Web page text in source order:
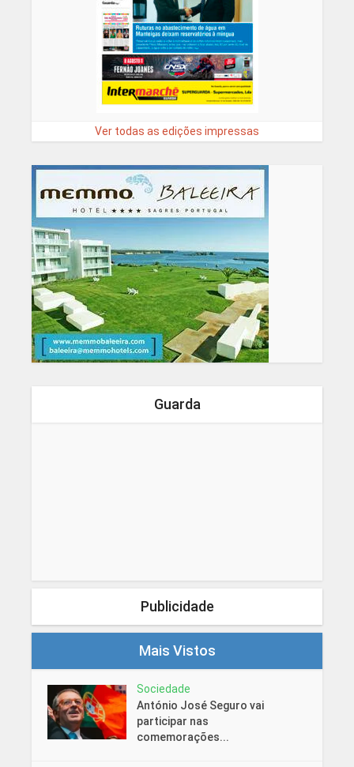
Ver todas as edições impressas
Guarda
Publicidade
Mais Vistos
Sociedade
António José Seguro vai
participar nas
comemorações...